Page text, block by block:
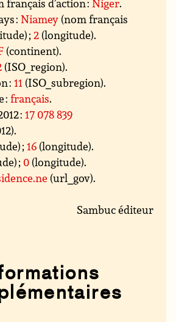
français d’action :Niger.
:Niamey (nom français
;2 (longitude).
(continent).
(ISO_region).
:11 (ISO_subregion).
:français.
:17 078 839
;16 (longitude).
; 0 (longitude).
(url_gov).
Sambuc éditeur